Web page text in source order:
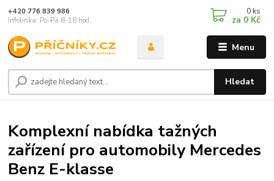
Menu
Hledat
+420 776 839 986
Infolinka: Po-Pá 8-18 hod.
0 ks
za 0 Kč
Komplexní nabídka tažných
zařízení pro automobily Mercedes
Benz E-klasse